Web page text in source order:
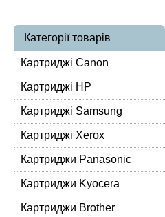
Категорії товарів
Картриджі Canon
Картриджі HP
Картриджі Samsung
Картриджі Xerox
Картриджи Panasonic
Картриджи Kyocera
Картриджи Brother